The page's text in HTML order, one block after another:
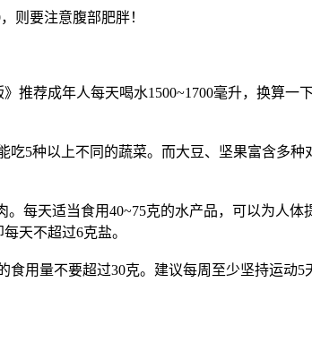
则要注意腹部肥胖！
荐成年人每天喝水1500~1700毫升，换算一
5种以上不同的蔬菜。而大豆、坚果富含多种
每天适当食用40~75克的水产品，可以为人体
天不超过6克盐。
量不要超过30克。建议每周至少坚持运动5